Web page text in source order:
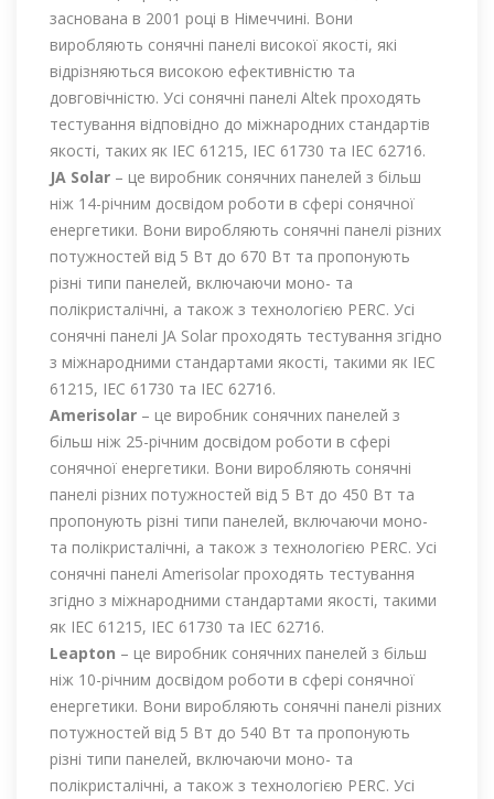
заснована в 2001 році в Німеччині. Вони
виробляють сонячні панелі високої якості, які
відрізняються високою ефективністю та
довговічністю. Усі сонячні панелі Altek проходять
тестування відповідно до міжнародних стандартів
якості, таких як IEC 61215, IEC 61730 та IEC 62716.
JA Solar – це виробник сонячних панелей з більш
ніж 14-річним досвідом роботи в сфері сонячної
енергетики. Вони виробляють сонячні панелі різних
потужностей від 5 Вт до 670 Вт та пропонують
різні типи панелей, включаючи моно- та
полікристалічні, а також з технологією PERC. Усі
сонячні панелі JA Solar проходять тестування згідно
з міжнародними стандартами якості, такими як IEC
61215, IEC 61730 та IEC 62716.
Amerisolar – це виробник сонячних панелей з
більш ніж 25-річним досвідом роботи в сфері
сонячної енергетики. Вони виробляють сонячні
панелі різних потужностей від 5 Вт до 450 Вт та
пропонують різні типи панелей, включаючи моно-
та полікристалічні, а також з технологією PERC. Усі
сонячні панелі Amerisolar проходять тестування
згідно з міжнародними стандартами якості, такими
як IEC 61215, IEC 61730 та IEC 62716.
Leapton – це виробник сонячних панелей з більш
ніж 10-річним досвідом роботи в сфері сонячної
енергетики. Вони виробляють сонячні панелі різних
потужностей від 5 Вт до 540 Вт та пропонують
різні типи панелей, включаючи моно- та
полікристалічні, а також з технологією PERC. Усі